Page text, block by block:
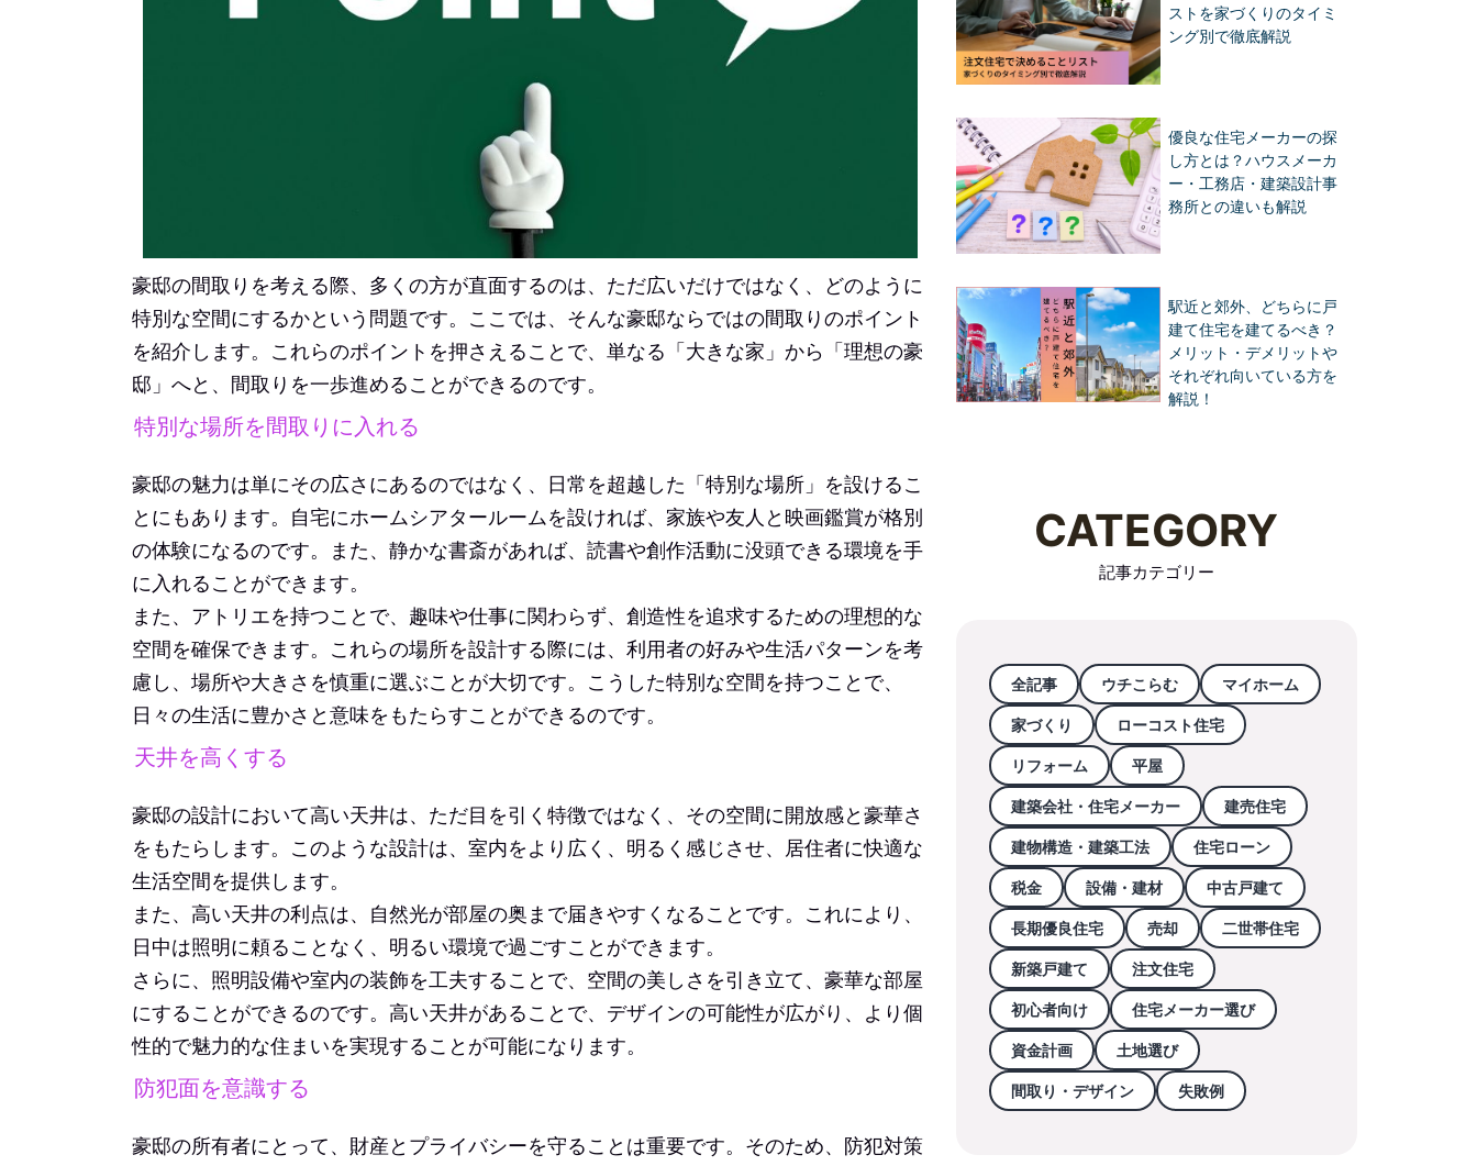
豪邸の間取りを考える際、多くの方が直面するのは、ただ広いだけではなく、どのように
特別な空間にするかという問題です。ここでは、そんな豪邸ならではの間取りのポイント
を紹介します。これらのポイントを押さえることで、単なる「大きな家」から「理想の豪
邸」へと、間取りを一歩進めることができるのです。
特別な場所を間取りに入れる
豪邸の魅力は単にその広さにあるのではなく、日常を超越した「特別な場所」を設けるこ
とにもあります。自宅にホームシアタールームを設ければ、家族や友人と映画鑑賞が格別
の体験になるのです。また、静かな書斎があれば、読書や創作活動に没頭できる環境を手
に入れることができます。
また、アトリエを持つことで、趣味や仕事に関わらず、創造性を追求するための理想的な
空間を確保できます。これらの場所を設計する際には、利用者の好みや生活パターンを考
慮し、場所や大きさを慎重に選ぶことが大切です。こうした特別な空間を持つことで、
日々の生活に豊かさと意味をもたらすことができるのです。
天井を高くする
豪邸の設計において高い天井は、ただ目を引く特徴ではなく、その空間に開放感と豪華さ
をもたらします。このような設計は、室内をより広く、明るく感じさせ、居住者に快適な
生活空間を提供します。
また、高い天井の利点は、自然光が部屋の奥まで届きやすくなることです。これにより、
日中は照明に頼ることなく、明るい環境で過ごすことができます。
さらに、照明設備や室内の装飾を工夫することで、空間の美しさを引き立て、豪華な部屋
にすることができるのです。高い天井があることで、デザインの可能性が広がり、より個
性的で魅力的な住まいを実現することが可能になります。
防犯面を意識する
豪邸の所有者にとって、財産とプライバシーを守ることは重要です。そのため、防犯対策
ストを家づくりのタイミ
ング別で徹底解説
優良な住宅メーカーの探
し方とは？ハウスメーカ
ー・工務店・建築設計事
務所との違いも解説
駅近と郊外、どちらに戸
建て住宅を建てるべき？
メリット・デメリットや
それぞれ向いている方を
解説！
CATEGORY
記事カテゴリー
全記事 ウチこらむ マイホーム
家づくり ローコスト住宅
リフォーム 平屋
建築会社・住宅メーカー 建売住宅
建物構造・建築工法 住宅ローン
税金 設備・建材 中古戸建て
長期優良住宅 売却 二世帯住宅
新築戸建て 注文住宅
初心者向け 住宅メーカー選び
資金計画 土地選び
間取り・デザイン 失敗例